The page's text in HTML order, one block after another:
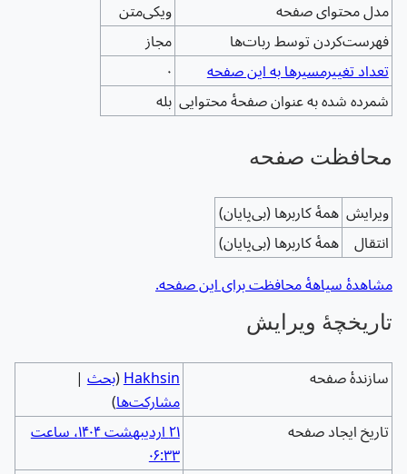
مدل محتوای صفحه
ویکی‌متن
‌فهرست‌کردن توسط ربات‌ها
مجاز
تعداد تغییرمسیرها به این صفحه
۰
شمرده شده به عنوان صفحهٔ محتوایی بله
محافظت صفحه
ویرایش همهٔ کاربرها (بی‌پایان)
انتقال
همهٔ کاربرها (بی‌پایان)
مشاهدۀ سیاهۀ محافظت برای این صفحه.
تاریخچۀ ویرایش
سازندۀ صفحه Hakhsin
(بحث |
مشارکت‌ها)
تاریخ ایجاد صفحه
‏۲۱ اردیبهشت ۱۴۰۴، ساعت
۰۶:۳۳